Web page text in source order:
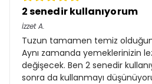
2 senedir kullanıyorum
İzzet A.
Tuzun tamamen temiz
Aynı zamanda yemeklerinizin
değişecek. Ben 2 senedir
sonra da kullanmayı